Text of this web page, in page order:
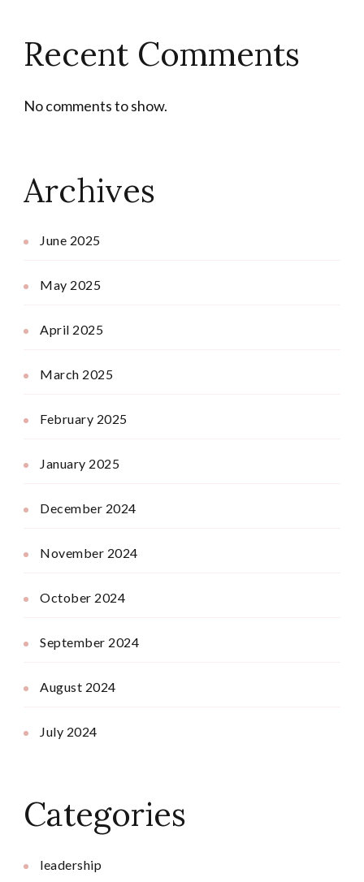
Recent Comments
No comments to show.
Archives
June 2025
May 2025
April 2025
March 2025
February 2025
January 2025
December 2024
November 2024
October 2024
September 2024
August 2024
July 2024
Categories
leadership